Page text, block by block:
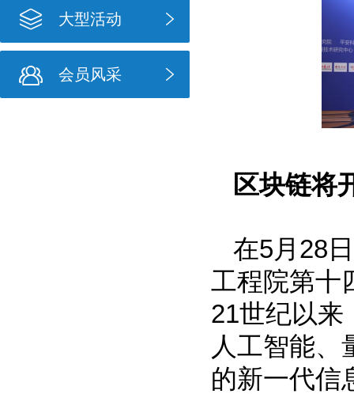
大型活动
会员风采
区块链将
在5月28
工程院第十
21世纪以来
人工智能、
的新一代信